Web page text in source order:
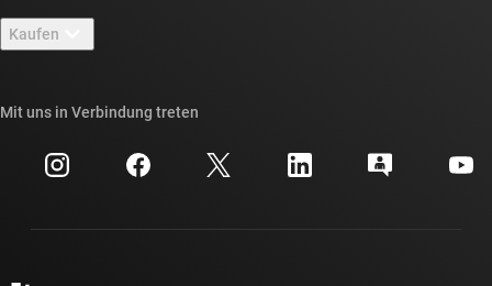
Newsroom
Veranstaltungen
Investorenbeziehungen
TI E2E™-Design-Support-Foren
Querverweis-Suche
Kundensupportzentrum
Kaufen
Häufig gestellte Fragen zu Bestellungen
Mit uns in Verbindung treten